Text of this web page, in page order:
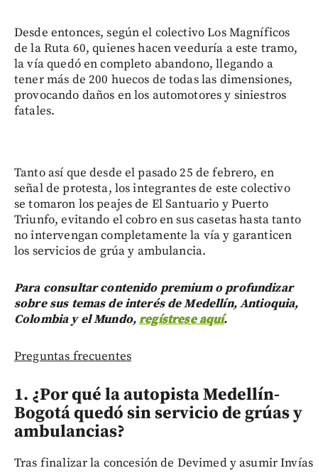
Desde entonces, según el colectivo Los Magníficos
de la Ruta 60, quienes hacen veeduría a este tramo,
la vía quedó en completo abandono, llegando a
tener más de 200 huecos de todas las dimensiones,
provocando daños en los automotores y siniestros
fatales.
Tanto así que desde el pasado 25 de febrero, en
señal de protesta, los integrantes de este colectivo
se tomaron los peajes de El Santuario y Puerto
Triunfo, evitando el cobro en sus casetas hasta tanto
no intervengan completamente la vía y garanticen
los servicios de grúa y ambulancia.
Para consultar contenido premium o profundizar
sobre sus temas de interés de Medellín, Antioquia,
Colombia y el Mundo,regístrese aquí.
Preguntas frecuentes
1. ¿Por qué la autopista Medellín-
Bogotá quedó sin servicio de grúas y
ambulancias?
Tras finalizar la concesión de Devimed y asumir Invías